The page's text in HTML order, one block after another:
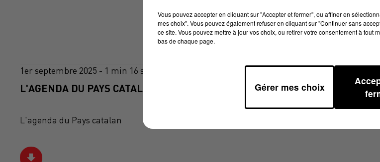
1er septembre 2025 - 1 min 16 sec
L'AGENDA DU PAYS CATALANS DU 01/09/2025 À 13H40
L'agenda du Pays catalan
Vous pouvez accepter en cliquant sur "Accepter et fermer", ou affiner en
mes choix". Vous pouvez également refuser en cliquant sur "Continuer sans
ce site. Vous pouvez mettre à jour vos choix, ou retirer votre consentement à tout
bas de chaque page.
Gérer mes choix